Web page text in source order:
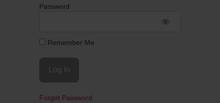
Password
Remember Me
Forgot Password